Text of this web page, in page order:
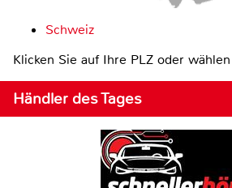
Schweiz
Klicken Sie auf Ihre PLZ oder
Händler des Tages